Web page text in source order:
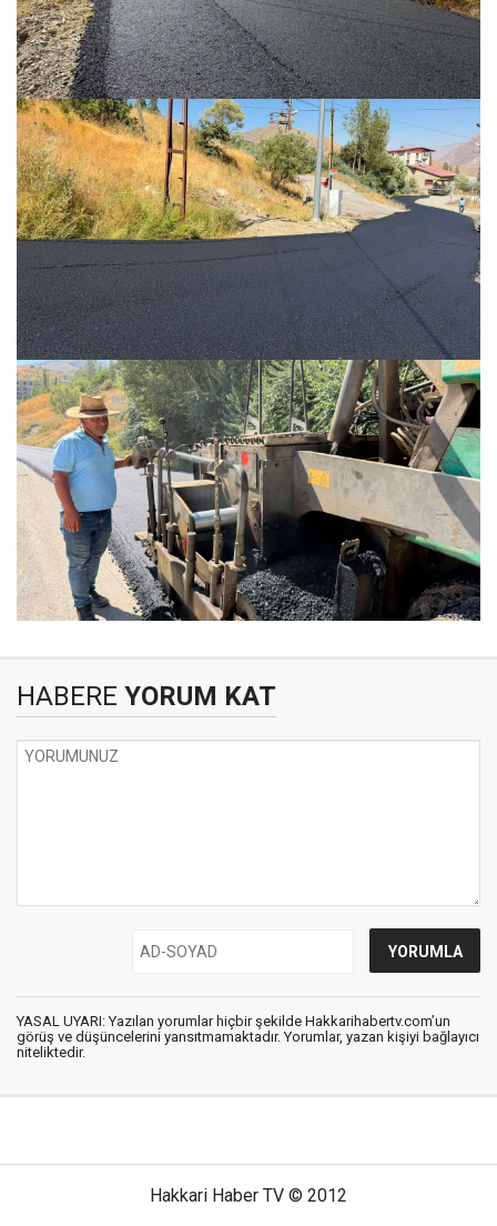
HABERE YORUM KAT
YASAL UYARI: Yazılan yorumlar hiçbir şekilde Hakkarihabertv.com’un
görüş ve düşüncelerini yansıtmamaktadır. Yorumlar, yazan kişiyi bağlayıcı
niteliktedir.
Hakkari Haber TV © 2012